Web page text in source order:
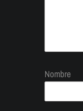
Nombre